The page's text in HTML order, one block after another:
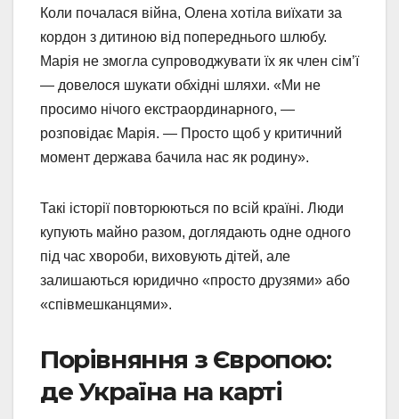
Коли почалася війна, Олена хотіла виїхати за
кордон з дитиною від попереднього шлюбу.
Марія не змогла супроводжувати їх як член сім’ї
— довелося шукати обхідні шляхи. «Ми не
просимо нічого екстраординарного, —
розповідає Марія. — Просто щоб у критичний
момент держава бачила нас як родину».
Такі історії повторюються по всій країні. Люди
купують майно разом, доглядають одне одного
під час хвороби, виховують дітей, але
залишаються юридично «просто друзями» або
«співмешканцями».
Порівняння з Європою:
де Україна на карті